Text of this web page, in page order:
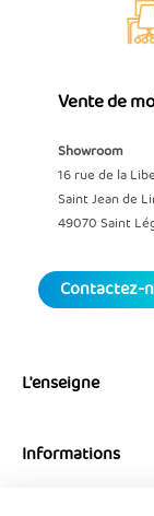
Vente de
Showroom
16 rue de la
Saint Jean de
49070 Saint
Contactez-
L'enseigne
Informations